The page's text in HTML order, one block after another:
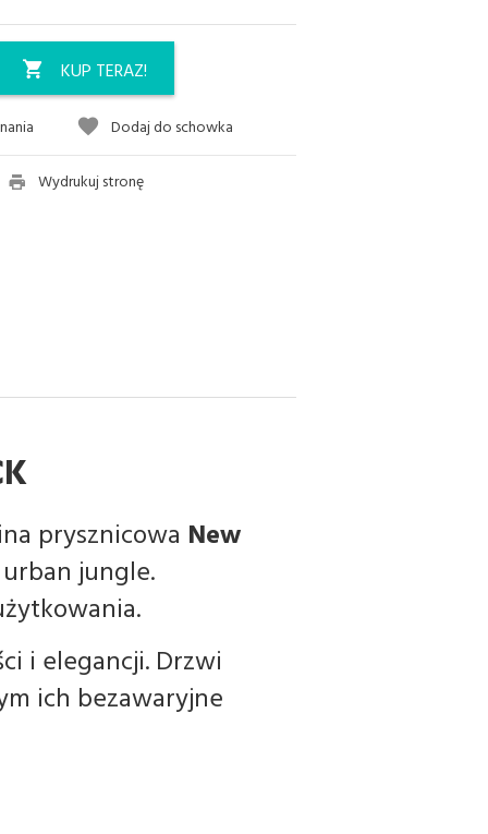
KUP TERAZ!
Dodaj do schowka
Wydrukuj stronę
prysznicowa New
jungle.
i elegancji. Drzwi
ich bezawaryjne